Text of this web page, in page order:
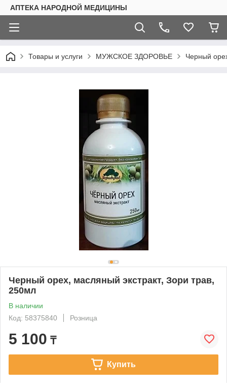
АПТЕКА НАРОДНОЙ МЕДИЦИНЫ
Товары и услуги МУЖСКОЕ ЗДОРОВЬЕ Черный
Черный орех, масляный экстракт, Зори трав,
250мл
В наличии
Код: 58375840
Розница
5 100 ₸
Купить